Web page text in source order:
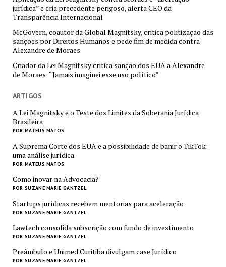
jurídica” e cria precedente perigoso, alerta CEO da
Transparência Internacional
McGovern, coautor da Global Magnitsky, critica politização das
sanções por Direitos Humanos e pede fim de medida contra
Alexandre de Moraes
Criador da Lei Magnitsky critica sanção dos EUA a Alexandre
de Moraes: “Jamais imaginei esse uso político”
ARTIGOS
A Lei Magnitsky e o Teste dos Limites da Soberania Jurídica
Brasileira
POR MATEUS MATOS
A Suprema Corte dos EUA e a possibilidade de banir o TikTok:
uma análise jurídica
POR MATEUS MATOS
Como inovar na Advocacia?
POR SUZANE MARIE GANTZEL
Startups jurídicas recebem mentorias para aceleração
POR SUZANE MARIE GANTZEL
Lawtech consolida subscrição com fundo de investimento
POR SUZANE MARIE GANTZEL
Preâmbulo e Unimed Curitiba divulgam case Jurídico
POR SUZANE MARIE GANTZEL